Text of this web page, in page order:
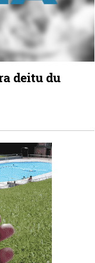
deitu du